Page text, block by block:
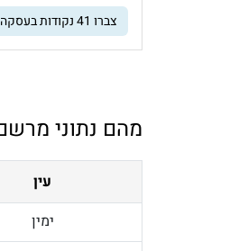
צברו 41נקודות בעסקה
מהם נתוני
עין
ימין